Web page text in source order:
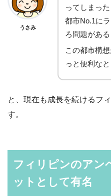
うさみ
ってしまっ
都市No.1に
ろ問題がある
この都市構
っと便利な
と、現在も成長を続けるフ
す。
フィリピンのアン
ットとして有名